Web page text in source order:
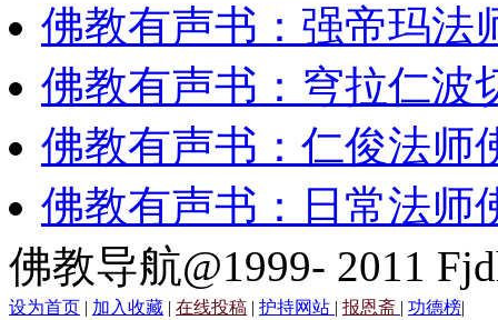
佛教有声书：强帝玛法
佛教有声书：穹拉仁波
佛教有声书：仁俊法师
佛教有声书：日常法师
佛教导航@1999- 2011
设为首页 | 加入收藏 | 在线投稿 | 护持网站 | 报恩斋 | 功德榜|